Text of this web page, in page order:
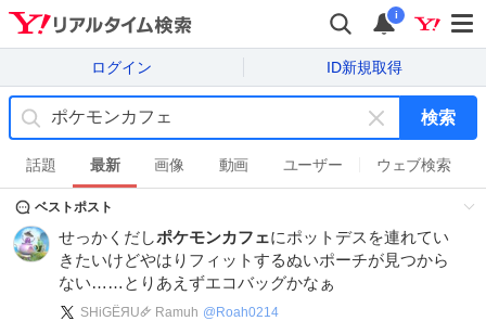
i
ログイン ID新規取得
キ
ー
ワ
ド
を
検索
話題 最新 画像 動画 ユーザー ウェブ検索
ベストポスト
せっかくだしポケモンカフェにポットデスを連れてい
きたいけどやはりフィットするぬいポーチが見つから
ない……とりあえずエコバッグかなぁ
SHiGЁЯU🜸 Ramuh @ Roah0214